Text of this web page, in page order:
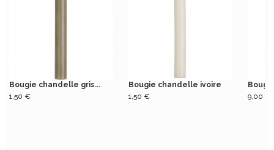
Bougie chandelle gris...
1,50 €
Bougie chandelle ivoire
1,50 €
9,00 €